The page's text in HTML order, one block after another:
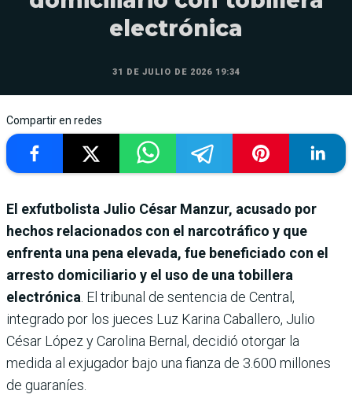
electrónica
31 DE JULIO DE 2026 19:34
Compartir en redes
El exfutbolista Julio César Manzur, acusado por
hechos relacionados con el narcotráfico y que
enfrenta una pena elevada, fue beneficiado con el
arresto domiciliario y el uso de una tobillera
electrónica . El tribunal de sentencia de Central,
integrado por los jueces Luz Karina Caballero, Julio
César López y Carolina Bernal, decidió otorgar la
medida al exjugador bajo una fianza de 3.600 millones
de guaraníes.